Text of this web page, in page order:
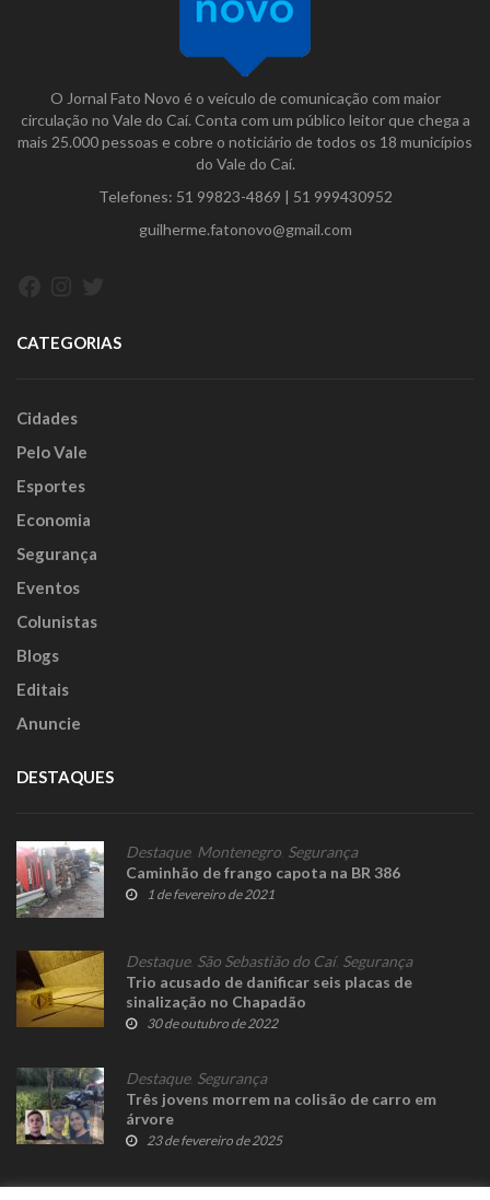
O Jornal Fato Novo é o veículo de comunicação com maior
circulação no Vale do Caí. Conta com um público leitor que chega a
mais 25.000 pessoas e cobre o noticiário de todos os 18 municípios
do Vale do Caí.
Telefones: 51 99823-4869 | 51 999430952
guilherme.fatonovo@gmail.com
CATEGORIAS
Cidades
Pelo Vale
Esportes
Economia
Segurança
Eventos
Colunistas
Blogs
Editais
Anuncie
DESTAQUES
Destaque, Montenegro Segurança
Caminhão de frango capota na BR 386
1 de fevereiro de 2021
Destaque, São Sebastião do Caí, Segurança
Trio acusado de danificar seis placas de
sinalização no Chapadão
30 de outubro de 2022
Destaque, Segurança
Três jovens morrem na colisão de carro em
árvore
23 de fevereiro de 2025